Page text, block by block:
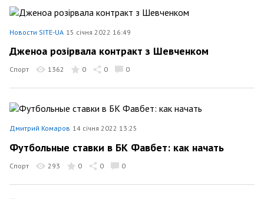
Новости SITE-UA 15 січня 2022 16:49
Дженоа розірвала контракт з Шевченком
Спорт 1362 0 0 0
Дмитрий Комаров 14 січня 2022 13:25
Футбольные ставки в БК Фавбет: как начать
Спорт 293 0 0 0